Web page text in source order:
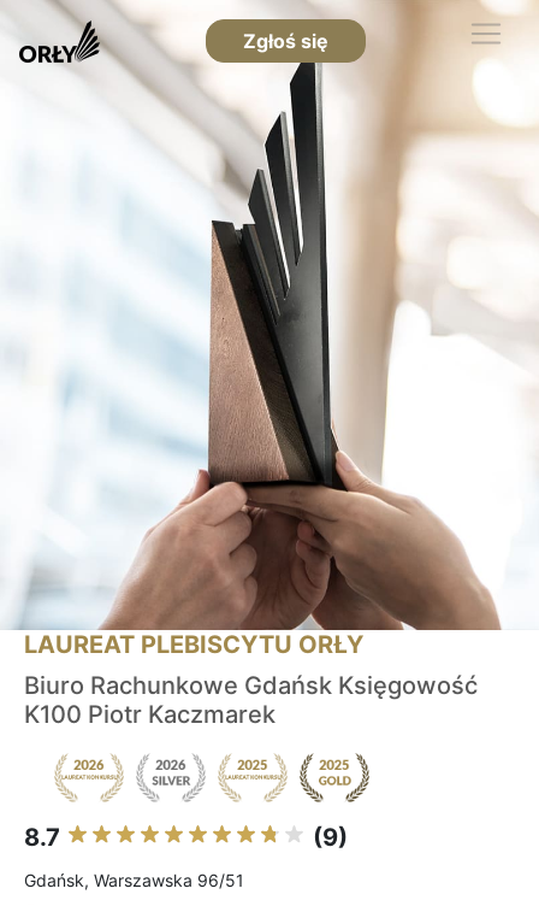
Zgłoś się
LAUREAT PLEBISCYTU ORŁY
Biuro Rachunkowe Gdańsk Księgowość
K100 Piotr Kaczmarek
8.7 (9)
Gdańsk, Warszawska 96/51